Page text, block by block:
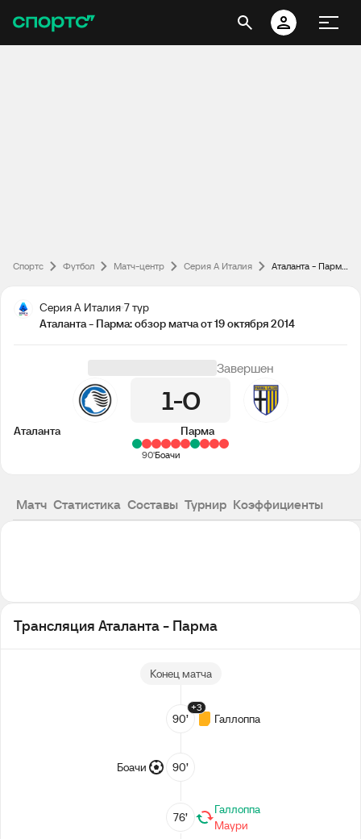
Спортс Футбол Матч-центр Серия А Италия Аталанта - Парма: обзор матча от 19 октября 2014
Серия А Италия 7 тур
Аталанта - Парма: обзор матча от 19 октября 2014
Завершен
1 0
Аталанта Парма
90'Боачи
Матч Статистика Составы Турнир Коэффициенты
Трансляция Аталанта - Парма
Конец матча
90’
+3
Галлоппа
90’
Боачи
76’
Галлоппа
Маури